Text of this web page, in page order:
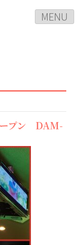
MENU
ープン DAM-